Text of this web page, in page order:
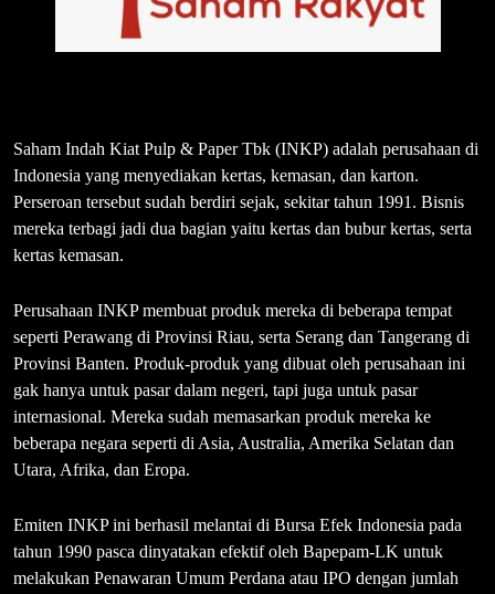
Saham Indah Kiat Pulp & Paper Tbk (INKP) adalah perusahaan di
Indonesia yang menyediakan kertas, kemasan, dan karton.
Perseroan tersebut sudah berdiri sejak, sekitar tahun 1991. Bisnis
mereka terbagi jadi dua bagian yaitu kertas dan bubur kertas, serta
kertas kemasan.
Perusahaan INKP membuat produk mereka di beberapa tempat
seperti Perawang di Provinsi Riau, serta Serang dan Tangerang di
Provinsi Banten. Produk-produk yang dibuat oleh perusahaan ini
gak hanya untuk pasar dalam negeri, tapi juga untuk pasar
internasional. Mereka sudah memasarkan produk mereka ke
beberapa negara seperti di Asia, Australia, Amerika Selatan dan
Utara, Afrika, dan Eropa.
Emiten INKP ini berhasil melantai di Bursa Efek Indonesia pada
tahun 1990 pasca dinyatakan efektif oleh Bapepam-LK untuk
melakukan Penawaran Umum Perdana atau IPO dengan jumlah